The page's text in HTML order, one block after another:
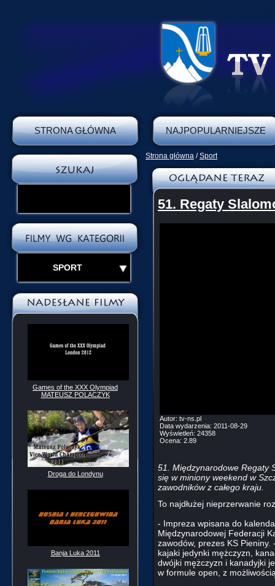
STRONA GŁÓWNA NAJPOPULARNIEJSZE
SPORT
Games of the XXX Olympiad
MATEUSZ POLACZYK
Droga do Londynu
Banja Luka 2011
Strona główna /Sport
51. Regaty
Autor: tv-ns.pl
Data wydarzenia: 2011-08-29
Wyświetleń: 24358
Ocena: 2.89
51. Międzynarodowe Regaty
się w miniony weekend w
zawodników z całego kraju.
To najdłużej nieprzerwanie
- Impreza wpisana do
Międzynarodowej Federacji
zawodów, prezes KS
kajaki jedynki mężczyzn,
dwójki mężczyzn i kanadyjki
w formule open, z